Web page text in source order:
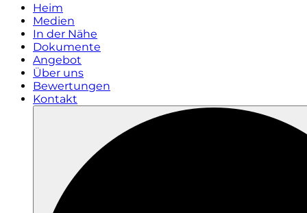
Heim
Medien
In der Nähe
Dokumente
Angebot
Über uns
Bewertungen
Kontakt